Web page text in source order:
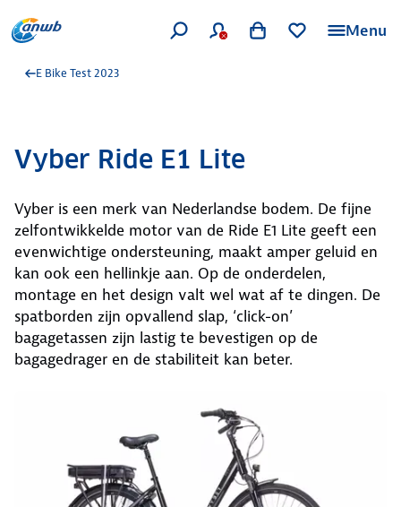
Menu
E Bike Test 2023
Vyber Ride E1 Lite
Vyber is een merk van Nederlandse bodem. De fijne
zelfontwikkelde motor van de Ride E1 Lite geeft een
evenwichtige ondersteuning, maakt amper geluid en
kan ook een hellinkje aan. Op de onderdelen,
montage en het design valt wel wat af te dingen. De
spatborden zijn opvallend slap, ‘click-on’
bagagetassen zijn lastig te bevestigen op de
bagagedrager en de stabiliteit kan beter.